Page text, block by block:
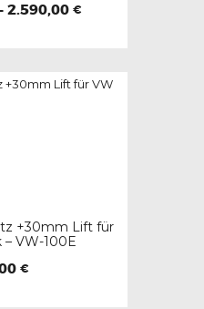
2.590,00 €
weist
können+30mm Lift für
VW-100E
€